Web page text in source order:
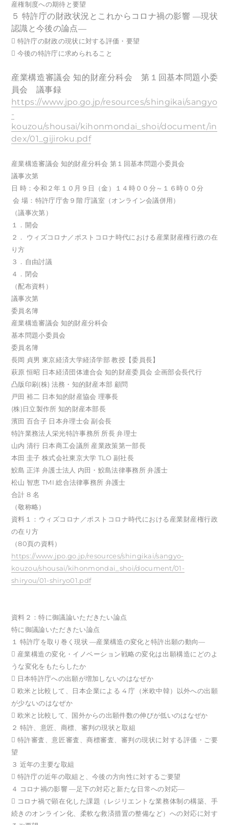
産権制度への期待と要望
５ 特許庁の財政状況とこれからコロナ禍の影響 ―現状
認識と今後の論点―
 特許庁の財政の現状に対する評価・要望
 今後の特許庁に求められること
産業構造審議会 知的財産分科会 第１回基本問題小委
員会 議事録
https://www.jpo.go.jp/resources/shingikai/sangyo
-
kouzou/shousai/kihonmondai_shoi/document/in
dex/01_gijiroku.pdf
産業構造審議会 知的財産分科会 第１回基本問題小委員会
議事次第
日 時：令和２年１０月９日（金）１４時００分～１６時００分
会 場：特許庁庁舎９階 庁議室（オンライン会議併用）
（議事次第）
１．開会
２． ウィズコロナ／ポストコロナ時代における産業財産権行政の在
り方
３．自由討議
４．閉会
（配布資料）
議事次第
委員名簿
産業構造審議会 知的財産分科会
基本問題小委員会
委員名簿
長岡 貞男 東京経済大学経済学部 教授【委員長】
萩原 恒昭 日本経済団体連合会 知的財産委員会 企画部会長代行
凸版印刷(株) 法務・知的財産本部 顧問
戸田 裕二 日本知的財産協会 理事長
(株)日立製作所 知的財産本部長
濱田 百合子 日本弁理士会 副会長
特許業務法人栄光特許事務所 所長 弁理士
山内 清行 日本商工会議所 産業政策第一部長
本田 圭子 株式会社東京大学 TLO 副社長
鮫島 正洋 弁護士法人 内田・鮫島法律事務所 弁護士
松山 智恵 TMI 総合法律事務所 弁護士
合計 8 名
（敬称略）
資料１：ウィズコロナ／ポストコロナ時代における産業財産権行政
の在り方
（80頁の資料）
https://www.jpo.go.jp/resources/shingikai/sangyo-
kouzou/shousai/kihonmondai_shoi/document/01-
shiryou/01-shiryo01.pdf
資料２：特に御議論いただきたい論点
特に御議論いただきたい論点
１ 特許庁を取り巻く現状 ―産業構造の変化と特許出願の動向―
 産業構造の変化・イノベーション戦略の変化は出願構造にどのよ
うな変化をもたらしたか
 日本特許庁への出願が増加しないのはなぜか
 欧米と比較して、日本企業による 4 庁（米欧中韓）以外への出願
が少ないのはなぜか
 欧米と比較して、国外からの出願件数の伸びが低いのはなぜか
２ 特許、意匠、商標、審判の現状と取組
 特許審査、意匠審査、商標審査、審判の現状に対する評価・ご要
望
３ 近年の主要な取組
 特許庁の近年の取組と、今後の方向性に対するご要望
４ コロナ禍の影響 ―足下の対応と新たな日常への対応―
 コロナ禍で顕在化した課題（レジリエントな業務体制の構築、手
続きのオンライン化、柔軟な救済措置の整備など）への対応に対す